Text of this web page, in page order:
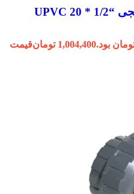
مهره ماسوره یکسر دنده برنجی “1/2 * 20 UPVC
1,004,400 تومانقیمت